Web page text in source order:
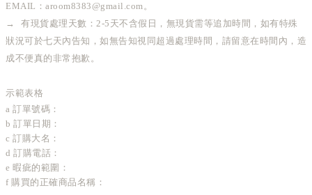
EMAIL：aroom8383@gmail.com。
→ 有現貨處理天數：2-5天不含假日， 無現貨需等追加時間 ， 如有特殊
狀況可於七天內告知，如無告知視同超過處理時間，請留意在時間內 ，造
成不便真的非常抱歉。
示範表格
a 訂單號碼：
b 訂單日期：
c 訂購大名：
d 訂購電話：
e 暇疵的範圍：
f 購買的正確商品名稱：